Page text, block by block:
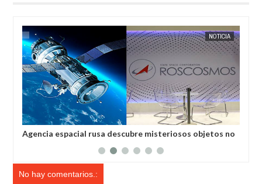
NOTICIA
objetos no El tiempo puede ser "negativo", según
EXTRANOTIX MISTERIO
No hay comentarios.: